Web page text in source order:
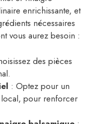
enrichissante, et
nécessaires
vous aurez besoin :
des pièces
: Optez pour un
pour renforcer